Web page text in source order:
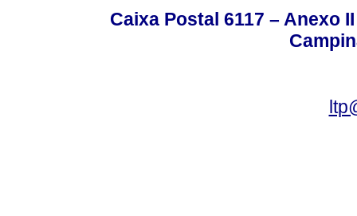
Caixa Postal 6117 – Anexo